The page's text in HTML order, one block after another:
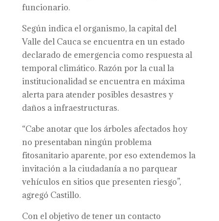
funcionario.
Según indica el organismo, la capital del
Valle del Cauca se encuentra en un estado
declarado de emergencia como respuesta al
temporal climático. Razón por la cual la
institucionalidad se encuentra en máxima
alerta para atender posibles desastres y
daños a infraestructuras.
“Cabe anotar que los árboles afectados hoy
no presentaban ningún problema
fitosanitario aparente, por eso extendemos la
invitación a la ciudadanía a no parquear
vehículos en sitios que presenten riesgo”,
agregó Castillo.
Con el objetivo de tener un contacto